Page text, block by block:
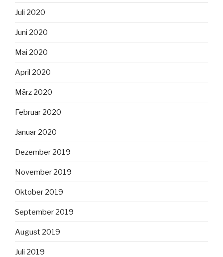
Juli 2020
Juni 2020
Mai 2020
April 2020
März 2020
Februar 2020
Januar 2020
Dezember 2019
November 2019
Oktober 2019
September 2019
August 2019
Juli 2019